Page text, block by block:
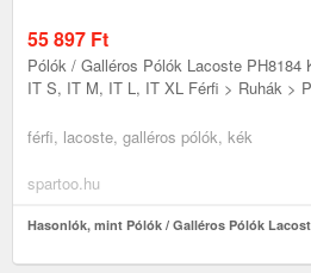
55 897 Ft
Pólók / Galléros Pólók Lacoste PH8184
IT S, IT M, IT L, IT XL Férfi > Ruhák >
férfi, lacoste, galléros pólók, kék
spartoo.hu
Hasonlók, mint Pólók / Galléros Pólók